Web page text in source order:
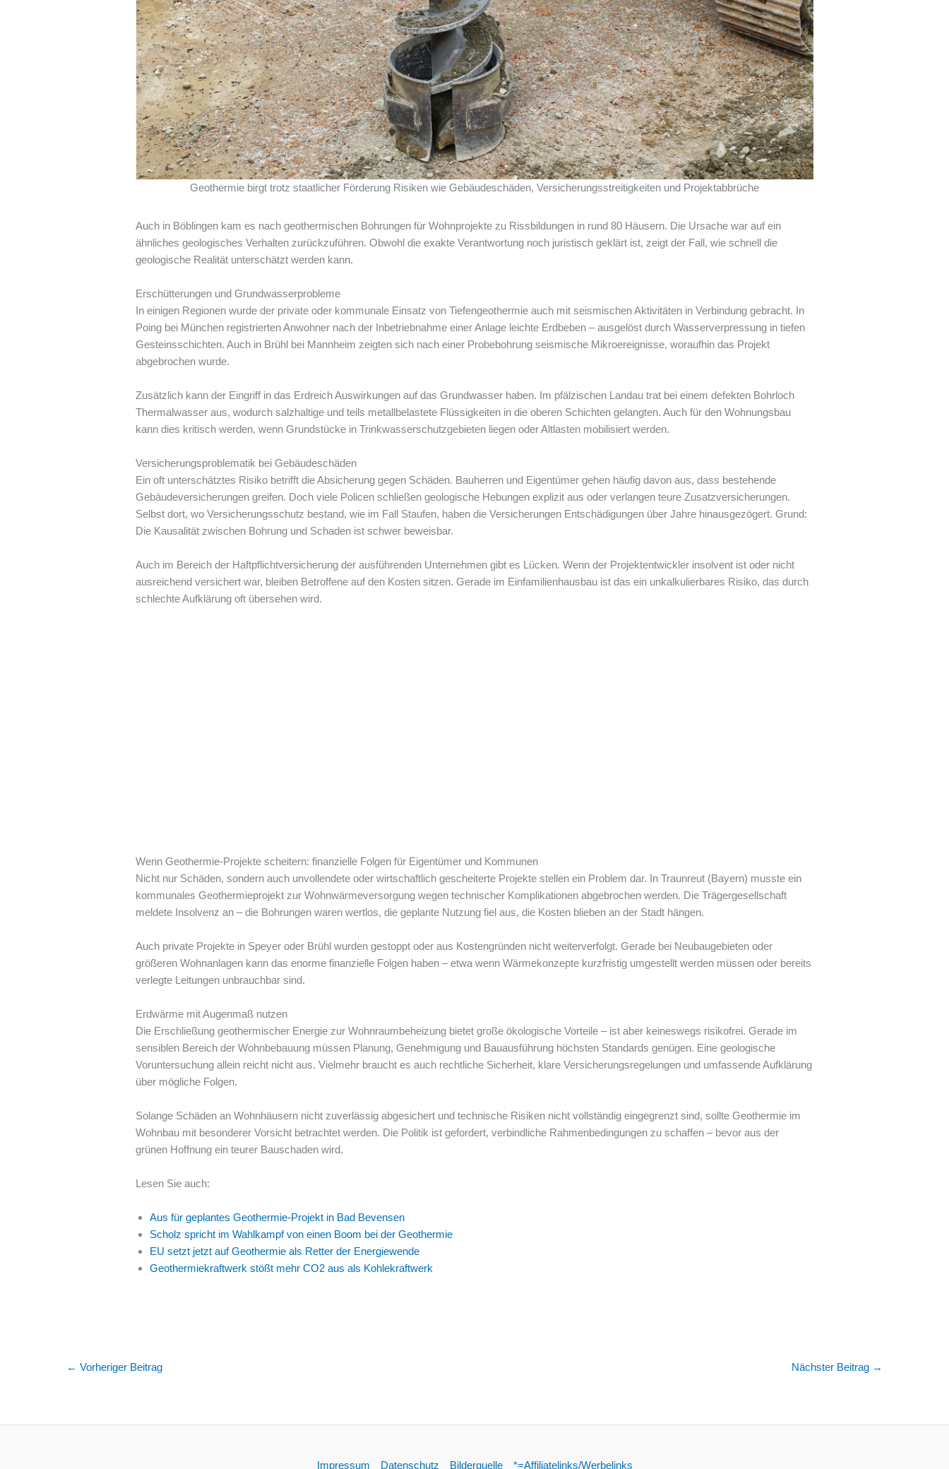
Geothermie birgt trotz staatlicher Förderung Risiken wie Gebäudeschäden, Versicherungsstreitigkeiten und Projektabbrüche
Auch in Böblingen kam es nach geothermischen Bohrungen für Wohnprojekte zu Rissbildungen in rund 80 Häusern. Die Ursache war auf ein
ähnliches geologisches Verhalten zurückzuführen. Obwohl die exakte Verantwortung noch juristisch geklärt ist, zeigt der Fall, wie schnell die
geologische Realität unterschätzt werden kann.
Erschütterungen und Grundwasserprobleme
In einigen Regionen wurde der private oder kommunale Einsatz von Tiefengeothermie auch mit seismischen Aktivitäten in Verbindung gebracht. In
Poing bei München registrierten Anwohner nach der Inbetriebnahme einer Anlage leichte Erdbeben – ausgelöst durch Wasserverpressung in tiefen
Gesteinsschichten. Auch in Brühl bei Mannheim zeigten sich nach einer Probebohrung seismische Mikroereignisse, woraufhin das Projekt
abgebrochen wurde.
Zusätzlich kann der Eingriff in das Erdreich Auswirkungen auf das Grundwasser haben. Im pfälzischen Landau trat bei einem defekten Bohrloch
Thermalwasser aus, wodurch salzhaltige und teils metallbelastete Flüssigkeiten in die oberen Schichten gelangten. Auch für den Wohnungsbau
kann dies kritisch werden, wenn Grundstücke in Trinkwasserschutzgebieten liegen oder Altlasten mobilisiert werden.
Versicherungsproblematik bei Gebäudeschäden
Ein oft unterschätztes Risiko betrifft die Absicherung gegen Schäden. Bauherren und Eigentümer gehen häufig davon aus, dass bestehende
Gebäudeversicherungen greifen. Doch viele Policen schließen geologische Hebungen explizit aus oder verlangen teure Zusatzversicherungen.
Selbst dort, wo Versicherungsschutz bestand, wie im Fall Staufen, haben die Versicherungen Entschädigungen über Jahre hinausgezögert. Grund:
Die Kausalität zwischen Bohrung und Schaden ist schwer beweisbar.
Auch im Bereich der Haftpflichtversicherung der ausführenden Unternehmen gibt es Lücken. Wenn der Projektentwickler insolvent ist oder nicht
ausreichend versichert war, bleiben Betroffene auf den Kosten sitzen. Gerade im Einfamilienhausbau ist das ein unkalkulierbares Risiko, das durch
schlechte Aufklärung oft übersehen wird.
Wenn Geothermie-Projekte scheitern: finanzielle Folgen für Eigentümer und Kommunen
Nicht nur Schäden, sondern auch unvollendete oder wirtschaftlich gescheiterte Projekte stellen ein Problem dar. In Traunreut (Bayern) musste ein
kommunales Geothermieprojekt zur Wohnwärmeversorgung wegen technischer Komplikationen abgebrochen werden. Die Trägergesellschaft
meldete Insolvenz an – die Bohrungen waren wertlos, die geplante Nutzung fiel aus, die Kosten blieben an der Stadt hängen.
Auch private Projekte in Speyer oder Brühl wurden gestoppt oder aus Kostengründen nicht weiterverfolgt. Gerade bei Neubaugebieten oder
größeren Wohnanlagen kann das enorme finanzielle Folgen haben – etwa wenn Wärmekonzepte kurzfristig umgestellt werden müssen oder bereits
verlegte Leitungen unbrauchbar sind.
Erdwärme mit Augenmaß nutzen
Die Erschließung geothermischer Energie zur Wohnraumbeheizung bietet große ökologische Vorteile – ist aber keineswegs risikofrei. Gerade im
sensiblen Bereich der Wohnbebauung müssen Planung, Genehmigung und Bauausführung höchsten Standards genügen. Eine geologische
Voruntersuchung allein reicht nicht aus. Vielmehr braucht es auch rechtliche Sicherheit, klare Versicherungsregelungen und umfassende Aufklärung
über mögliche Folgen.
Solange Schäden an Wohnhäusern nicht zuverlässig abgesichert und technische Risiken nicht vollständig eingegrenzt sind, sollte Geothermie im
Wohnbau mit besonderer Vorsicht betrachtet werden. Die Politik ist gefordert, verbindliche Rahmenbedingungen zu schaffen – bevor aus der
grünen Hoffnung ein teurer Bauschaden wird.
Lesen Sie auch:
Aus für geplantes Geothermie-Projekt in Bad Bevensen
Scholz spricht im Wahlkampf von einen Boom bei der Geothermie
EU setzt jetzt auf Geothermie als Retter der Energiewende
Geothermiekraftwerk stößt mehr CO2 aus als Kohlekraftwerk
← Vorheriger Beitrag Nächster Beitrag →
Impressum Datenschutz Bilderquelle *=Affiliatelinks/Werbelinks